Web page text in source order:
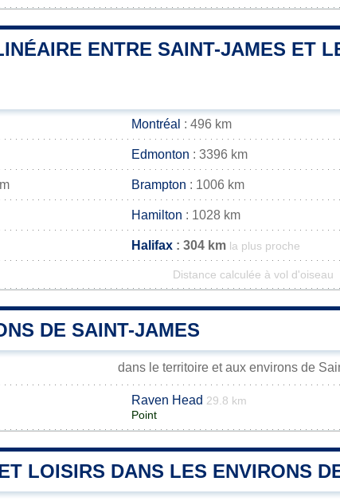
ENTRE SAINT-JAMES ET
Montréal : 496 km
Edmonton : 3396 km
Brampton : 1006 km
Hamilton : 1028 km
Halifax : 304 km la plus proche
Distance calculée à vol d'oiseau
DE SAINT-JAMES
dans le territoire et aux environs de
Raven Head 29.8 km
Point
LOISIRS DANS LES ENVIRONS